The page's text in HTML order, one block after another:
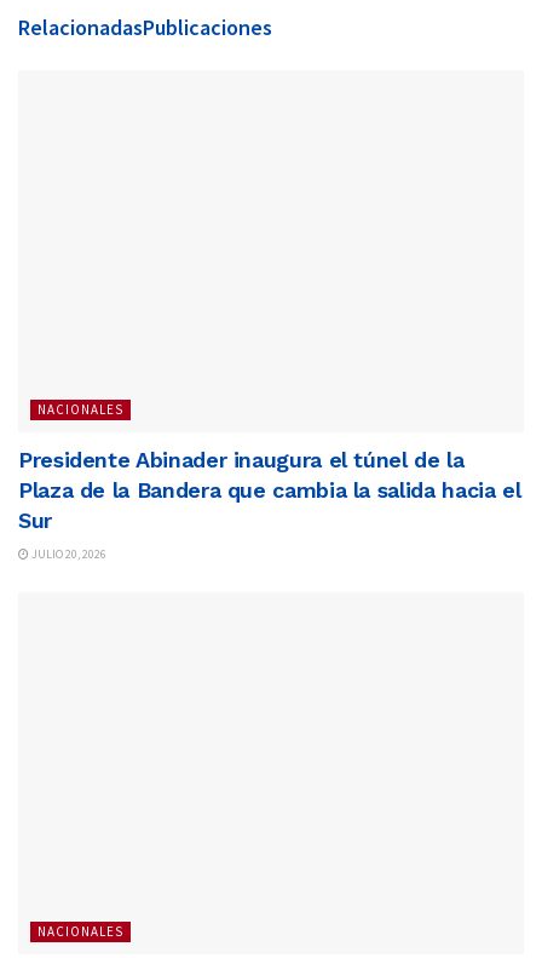
RelacionadasPublicaciones
NACIONALES
Presidente Abinader inaugura el túnel de la
Plaza de la Bandera que cambia la salida hacia el
Sur
JULIO 20, 2026
NACIONALES